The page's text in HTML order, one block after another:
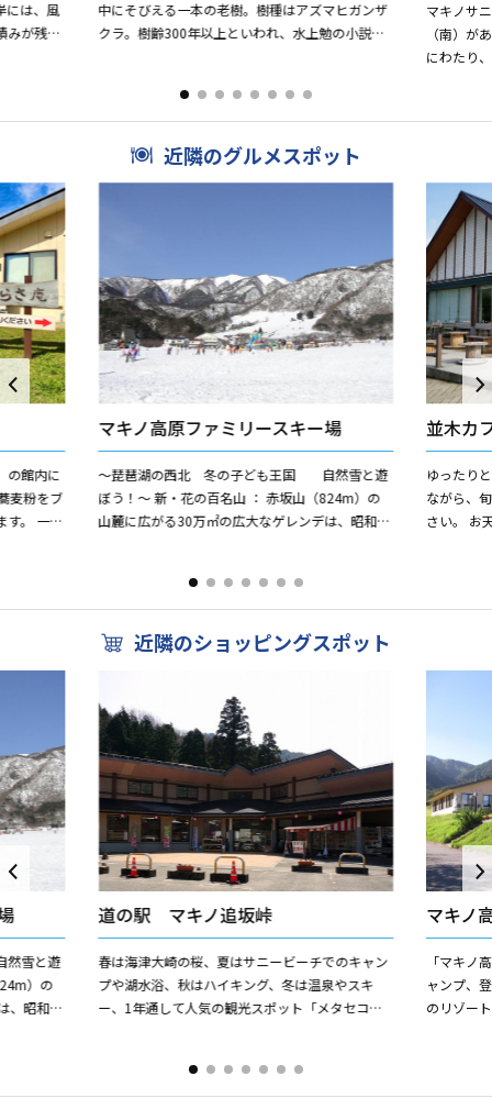
には、風
みが残さ
中にそびえる一本の老樹。樹種はアズマヒガンザ
クラ。樹齢300年以上といわれ、水上勉の小説
マキノサ
（南）が
にわたり
近隣のグルメスポット
の館内に
麦粉をブ
す。 一番
マキノ高原ファミリースキー場
～琵琶湖の西北 冬の子ども王国 自然雪と遊
ぼう！～ 新・花の百名山 ： 赤坂山（824m）の
山麓に広がる30万㎡の広大なゲレンデは、昭和の
並木カ
ゆったり
ながら、
さい。 お
近隣のショッピングスポット
雪と遊
）の
、昭和の
道の駅 マキノ追坂峠
春は海津大崎の桜、夏はサニービーチでのキャン
プや湖水浴、秋はハイキング、冬は温泉やスキ
ー、1年通して人気の観光スポット「メタセコイ
マキノ
「マキノ
ャンプ、
のリゾー